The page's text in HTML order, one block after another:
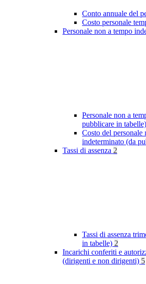
Conto annuale del
Costo personale
Personale non a tempo
Personale non a
pubblicare in tabelle)
Costo del personale
indeterminato (da
Tassi di assenza 2
Tassi di assenza
in tabelle) 2
Incarichi conferiti e
(dirigenti e non dirigenti) 5